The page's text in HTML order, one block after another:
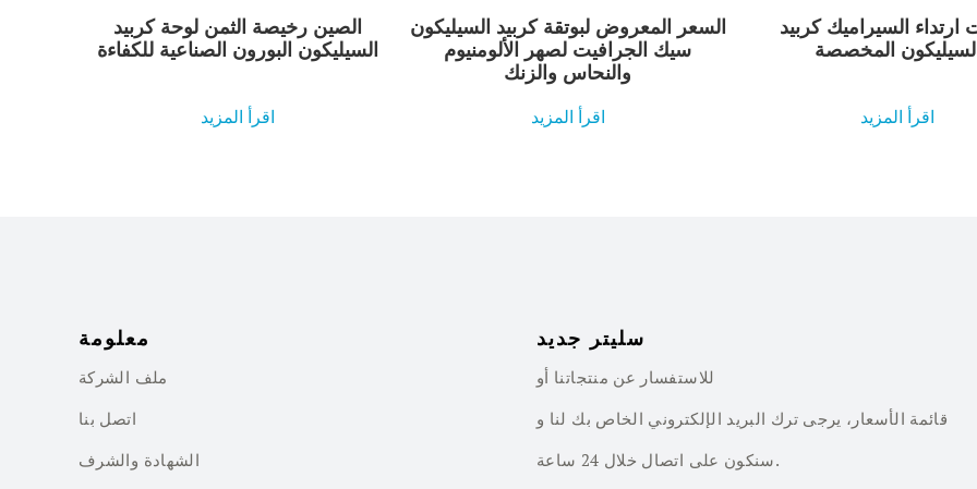
الصين رخيصة الثمن لوحة كربيد
السيليكون البورون الصناعية للكفاءة
اقرأ المزيد
السعر المعروض لبوتقة كربيد السيليكون
سيك الجرافيت لصهر الألومنيوم
والنحاس والزنك
اقرأ المزيد
ارتداء السيراميك كربيد
المخصصة
اقرأ المزيد
معلومة
ملف الشركة
اتصل بنا
الشهادة والشرف
سليتر جديد
للاستفسار عن منتجاتنا أو
قائمة الأسعار، يرجى ترك البريد الإلكتروني الخاص بك لنا و
سنكون على اتصال خلال 24 ساعة.